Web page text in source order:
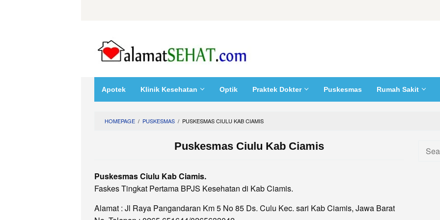
Apotek Klinik Kesehatan Optik Praktek Dokter Puskesmas Rumah Sakit
HOMEPAGE / PUSKESMAS / PUSKESMAS CIULU KAB CIAMIS
Puskesmas Ciulu Kab Ciamis
Puskesmas Ciulu Kab Ciamis.
Faskes Tingkat Pertama BPJS Kesehatan di Kab Ciamis.
Alamat : Jl Raya Pangandaran Km 5 No 85 Ds. Culu Kec. sari Kab Ciamis, Jawa Barat